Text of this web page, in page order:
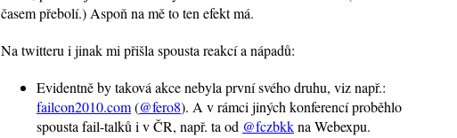
časem přebolí.) Aspoň na mě to ten efekt má.
Na twitteru i jinak mi přišla spousta reakcí a nápadů:
Evidentně by taková akce nebyla první svého druhu, viz např.:
failcon2010.com(@fero8). A v rámci jiných konferencí proběhlo
spousta fail-talků i v ČR, např. ta od @fczbkkna Webexpu.